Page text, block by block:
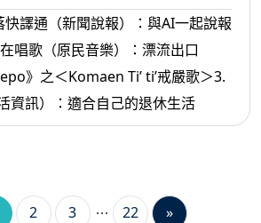
快譯通（新聞說報）：與AI一起說報
》之＜Komaen Ti’ ti’戒嚴歌＞3.
資訊）：適合自己的退休生活
2 3 22 »